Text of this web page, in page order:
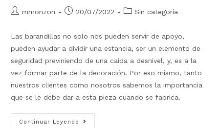
mmonzon 20/07/2022 Sin categoría
Las barandillas no solo nos pueden servir de apoyo,
pueden ayudar a dividir una estancia, ser un elemento de
seguridad previniendo de una caída a desnivel, y, es a la
vez formar parte de la decoración. Por eso mismo, tanto
nuestros clientes como nosotros sabemos la importancia
que se le debe dar a esta pieza cuando se fabrica.
Continuar Leyendo